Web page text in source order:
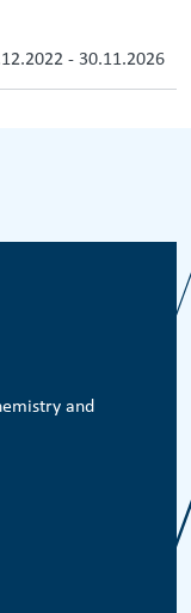
- 30.11.2026
and